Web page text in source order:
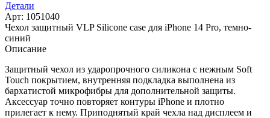
Детали
Арт: 1051040
Чехол защитный VLP Silicone case для iPhone 14 Pro, темно-
синий
Описание
Защитный чехол из ударопрочного силикона c нежным Soft
Touch покрытием, внутренняя подкладка выполнена из
бархатистой микрофибры для дополнительной защиты.
Аксессуар точно повторяет контуры iPhone и плотно
прилегает к нему. Приподнятый край чехла над дисплеем и